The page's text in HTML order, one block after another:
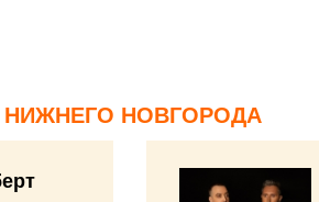
НОВГОРОДА